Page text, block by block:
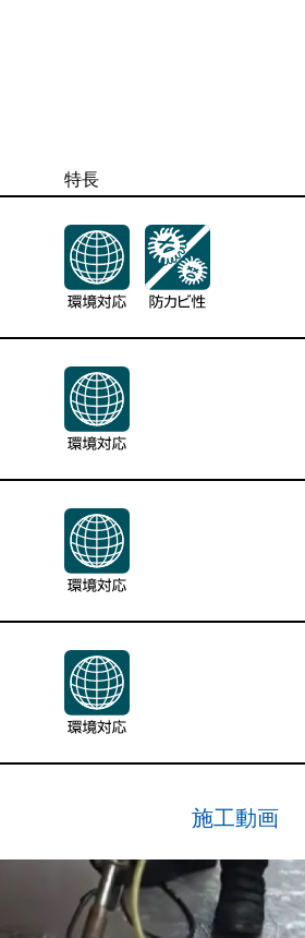
特長
施工動画
特長
カタログPDFはこち
カタログPDFはこち
カタログPDFはこち
特長
施工動画